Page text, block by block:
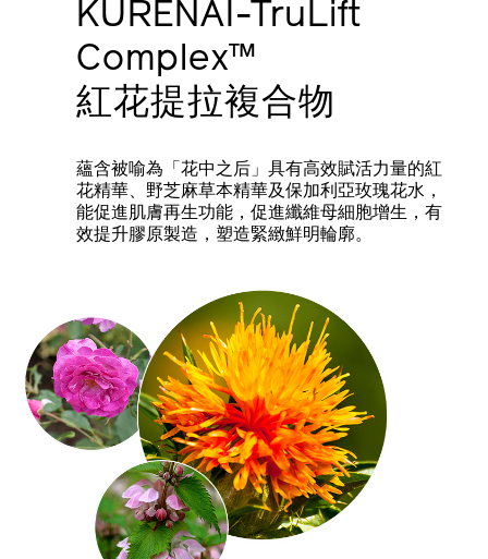
KURENAI-TruLift
Complex™
紅花提拉複合物
蘊含被喻為「花中之后」具有高效賦活力量的紅
花精華、野芝麻草本精華及保加利亞玫瑰花水，
能促進肌膚再生功能，促進纖維母細胞增生，有
效提升膠原製造，塑造緊緻鮮明輪廓。